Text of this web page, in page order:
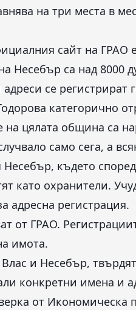
на три места в
сайт на ГРАО
Несебър са над
се регистрират
категорично
цялата община са
само сега, а
където
като охранители.
адресна регистрация.
от ГРАО.
имота.
и Несебър,
конкретни имена и
от Икономическа